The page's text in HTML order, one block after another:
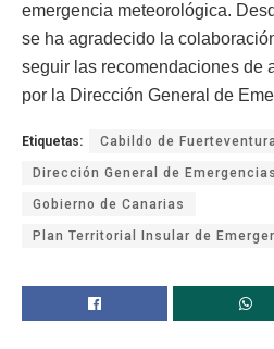
emergencia meteorológica.
se ha agradecido la
seguir las recomendaciones de
por la Dirección General de
Etiquetas: Cabildo de
Dirección General de Emergencias
Gobierno de Canarias
Plan Territorial Insular de